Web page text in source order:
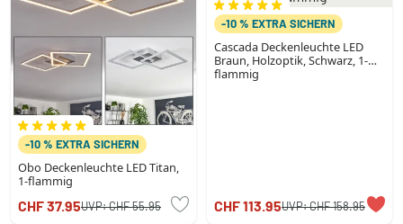
-10 % EXTRA SICHERN
Obo Deckenleuchte LED Titan,
1-flammig
CHF 37.95UVP:CHF 55.95
-10 % EXTRA SICHERN
Cascada Deckenleuchte LED
Braun, Holzoptik, Schwarz, 1-
flammig
CHF 113.95UVP:CHF 158.95